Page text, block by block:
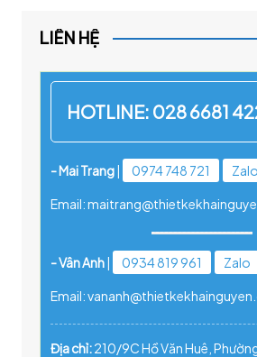
LIÊN HỆ
HOTLINE: 028 6681
- Mai Trang| 0974 748 721 Zalo
Email:
- Vân Anh| 0934 819 961 Zalo
Email:
Địa chỉ:210/9C Hồ Văn Huê,